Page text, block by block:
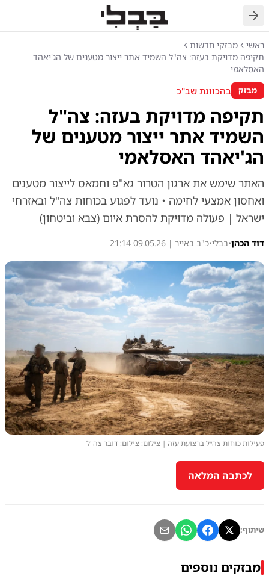
חזרה
ראשי
מבזקי חדשות
תקיפה מדויקת בעזה: צה"ל השמיד אתר ייצור מטענים של הג'יאהד
האסלאמי
מבזק בהכוונת שב"כ
תקיפה מדויקת בעזה: צה"ל
השמיד אתר ייצור מטענים של
הג'יאהד האסלאמי
האתר שימש את ארגון הטרור גא"פ וחמאס לייצור מטענים
ואחסון אמצעי לחימה • נועד לפגוע בכוחות צה"ל ובאזרחי
ישראל | פעולה מדויקת להסרת איום (צבא וביטחון)
דוד הכהן•בבלי•כ"ב באייר | 09.05.26 21:14
פעילות כוחות צה״ל ברצועת עזה | צילום: צילום: דובר צה"ל
לכתבה המלאה
שיתוף:
מבזקים נוספים